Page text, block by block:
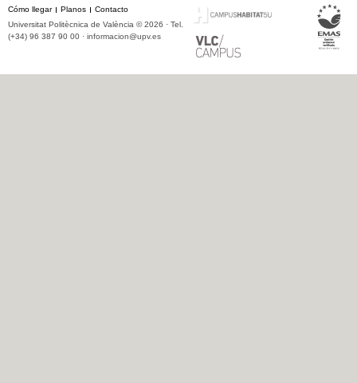
Cómo llegar Planos
Contacto
Universitat Politècnica de València © 2026 · Tel.
(+34) 96 387 90 00 · informacion@upv.es